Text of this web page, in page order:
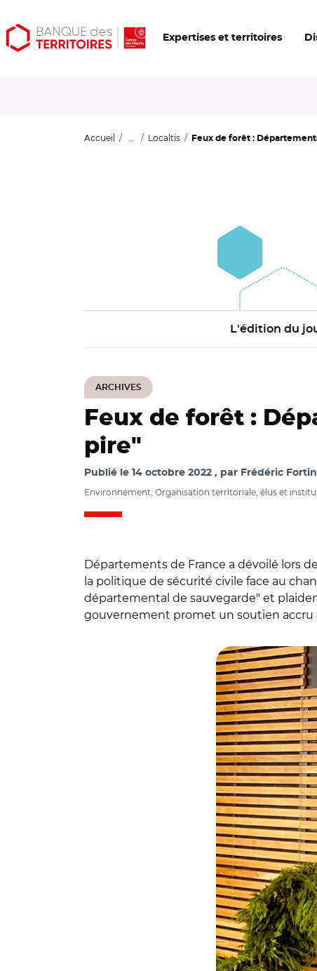
Aller
au
Aller
au
Ouvrir
les
Expertises et territoires
Accueil ... Localtis Feux de forêt :
L'édition du
ARCHIVES
Feux de forêt :
pire"
Publié le 14 octobre 2022 par Frédéric
Environnement, Organisation territoriale, élus et
Départements de France a dévoilé lors
la politique de sécurité civile face au
départemental de sauvegarde" et
gouvernement promet un soutien accru